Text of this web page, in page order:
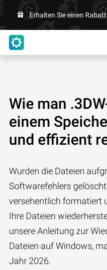
Erhalten Sie einen
Wie man
einem
und effizient
Wurden die Dateien
Softwarefehlers
versehentlich formatiert
Ihre Dateien
unsere Anleitung zur
Dateien auf Windows,
Jahr 2026.